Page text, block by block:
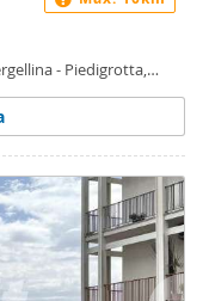
- Piedigrotta,